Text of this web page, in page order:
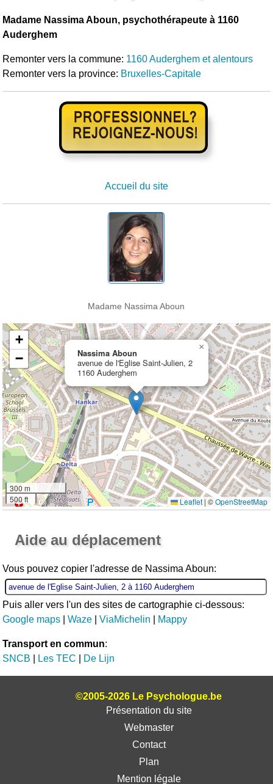
Madame Nassima Aboun, psychothérapeute à 1160
Auderghem
Remonter vers la commune: 1160 Auderghem et alentours
Remonter vers la province: Bruxelles-Capitale
Accueil du site
Madame Nassima Aboun
Nassima Aboun
avenue de l'Eglise Saint-Julien, 2
1160 Auderghem
×
+
−
300 m
500 ft
Leaflet | ©OpenStreetMap
Aide au déplacement
Vous pouvez copier l'adresse de Nassima Aboun:
Puis aller vers l'un des sites de cartographie ci-dessous:
Google maps |Waze |ViaMichelin Mappy
Transport en commun:
SNCB
Les TEC De Lijn
©2005-2026 Le Psychologue.be
Présentation du site
Webmaster
Contact
Plan
Mention légale